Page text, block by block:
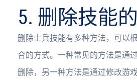
5. 删除技能
删除士兵技能有多种方法，可以
合的方式。一种常见的方法是通
删除，另一种方法是通过修改游